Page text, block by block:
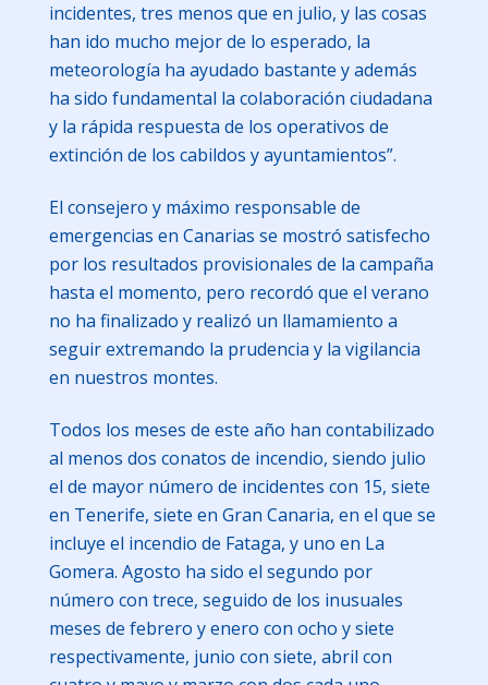
incidentes, tres menos que en julio, y las cosas
han ido mucho mejor de lo esperado, la
meteorología ha ayudado bastante y además
ha sido fundamental la colaboración ciudadana
y la rápida respuesta de los operativos de
extinción de los cabildos y ayuntamientos”.
El consejero y máximo responsable de
emergencias en Canarias se mostró satisfecho
por los resultados provisionales de la campaña
hasta el momento, pero recordó que el verano
no ha finalizado y realizó un llamamiento a
seguir extremando la prudencia y la vigilancia
en nuestros montes.
Todos los meses de este año han contabilizado
al menos dos conatos de incendio, siendo julio
el de mayor número de incidentes con 15, siete
en Tenerife, siete en Gran Canaria, en el que se
incluye el incendio de Fataga, y uno en La
Gomera. Agosto ha sido el segundo por
número con trece, seguido de los inusuales
meses de febrero y enero con ocho y siete
respectivamente, junio con siete, abril con